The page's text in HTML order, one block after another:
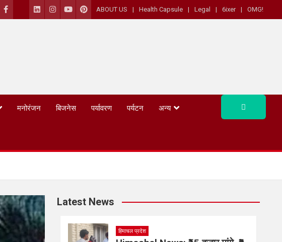
ABOUT US Health Capsule Legal 6ixer OMG!
मनोरंजन बिजनेस पर्यावरण पर्यटन अन्य
Latest News
हिमाचल प्रदेश